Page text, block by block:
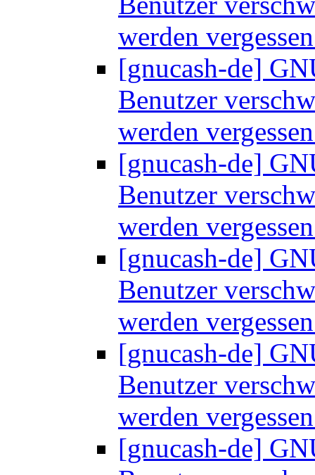
werden
[gnucash-de]
Benutzer
werden
[gnucash-de]
Benutzer
werden
[gnucash-de]
Benutzer
werden
[gnucash-de]
Benutzer
werden
[gnucash-de]